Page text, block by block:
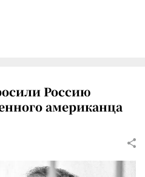
Россию
американца